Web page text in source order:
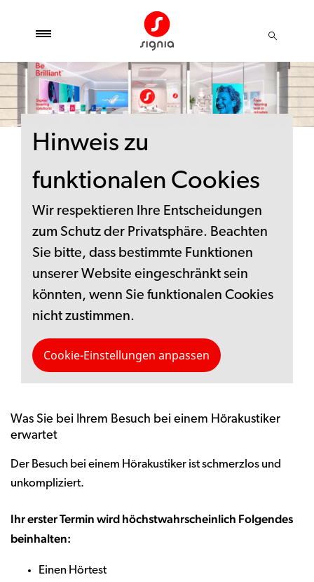
Hinweis zu
funktionalen Cookies
Wir respektieren Ihre Entscheidungen
zum Schutz der Privatsphäre. Beachten
Sie bitte, dass bestimmte Funktionen
unserer Website eingeschränkt sein
könnten, wenn Sie funktionalen Cookies
nicht zustimmen.
Cookie-Einstellungen anpassen
Was Sie bei Ihrem Besuch bei einem Hörakustiker
erwartet
Der Besuch bei einem Hörakustiker ist schmerzlos und
unkompliziert.
Ihr erster Termin wird höchstwahrscheinlich Folgendes
beinhalten:
Einen Hörtest